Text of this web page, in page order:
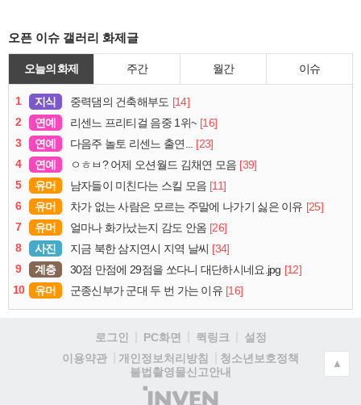
오픈 이슈 갤러리 화제글
오늘의 화제 주간 월간 이슈
1 지식 중력댐의 건축해부도 [14]
2
연예 리센느 프리티걸 음중 1위~ [16]
3
연예 다음주 놀토 리센느 출연... [23]
4
연예 ㅇㅎㅂ? 어제 오션월드 김채연 모음 [39]
5
유머 남자들이 미친다는 스킬 모음 [11]
6
유머 차가 없는 사람은 모르는 주말에 나가기 싫은 이유 [25]
7
유머 얼마나 화가났는지 감도 안옴 [26]
8
사진 지금 북한 삼지연시 지역 날씨 [34]
9
계층 30점 만점에 29점을 쏘다니 대단하시네요.jpg [12]
10
유머 군종신부가 군대 두 번 가는 이유 [16]
로그인 PC화면 퀵링크
설정
이용약관
개인정보처리방침
청소년보호정책
불법촬영물신고안내
(주)
▲